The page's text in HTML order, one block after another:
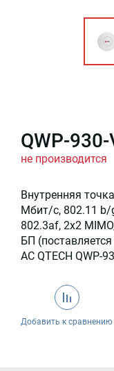
QWP-930-
не производится
Внутренняя
Мбит/c, 802.11 b/
802.3af, 2x2
БП
AC QTECH QWP-
Добавить к сравнению